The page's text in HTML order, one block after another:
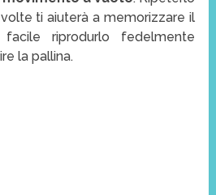
ti aiuterà a memorizzare il
riprodurlo fedelmente
la pallina.